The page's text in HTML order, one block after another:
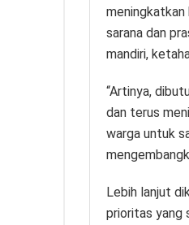
meningkatkan
sarana dan
mandiri,
“Artinya,
dan terus
warga untuk
Lebih lanjut
prioritas yang